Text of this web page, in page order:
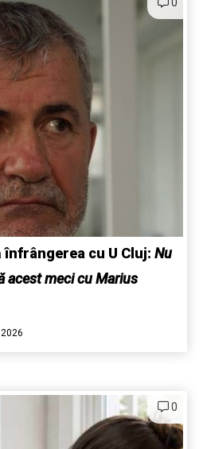
0
cu U Cluj: Nu
acest meci cu Marius
0